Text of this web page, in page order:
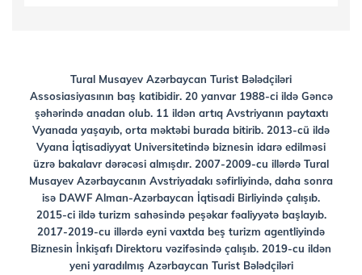
Tural Musayev Azərbaycan Turist Bələdçiləri
Assosiasiyasının baş katibidir. 20 yanvar 1988-ci ildə Gəncə
şəhərində anadan olub. 11 ildən artıq Avstriyanın paytaxtı
Vyanada yaşayıb, orta məktəbi burada bitirib. 2013-cü ildə
Vyana İqtisadiyyat Universitetində biznesin idarə edilməsi
üzrə bakalavr dərəcəsi almışdır. 2007-2009-cu illərdə Tural
Musayev Azərbaycanın Avstriyadakı səfirliyində, daha sonra
isə DAWF Alman-Azərbaycan İqtisadi Birliyində çalışıb.
2015-ci ildə turizm sahəsində peşəkar fəaliyyətə başlayıb.
2017-2019-cu illərdə eyni vaxtda beş turizm agentliyində
Biznesin İnkişafı Direktoru vəzifəsində çalışıb. 2019-cu ildən
yeni yaradılmış Azərbaycan Turist Bələdçiləri